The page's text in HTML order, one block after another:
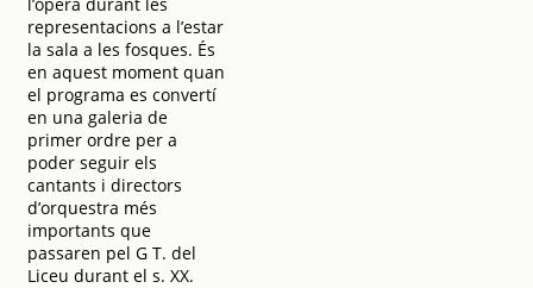
representacions a l’estar
la sala a les fosques. És
en aquest moment quan
el programa es convertí
en una galeria de
primer ordre per a
poder seguir els
cantants i directors
d’orquestra més
importants que
passaren pel G T. del
Liceu durant el s. XX.